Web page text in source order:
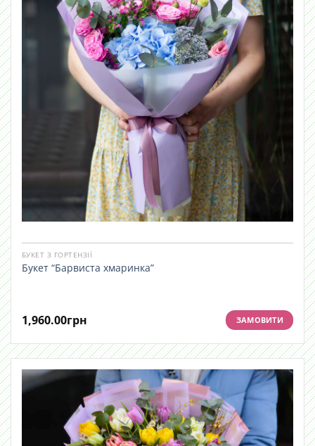
БУКЕТ З ГОРТЕНЗІЇ
Букет “Барвиста хмаринка”
1,960.00грн ЗАМОВИТИ